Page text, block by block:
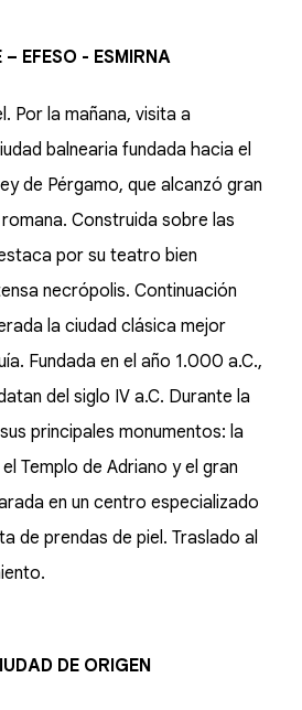
EFESO - ESMIRNA
Por la mañana, visita a
balnearia fundada hacia el
de Pérgamo, que alcanzó gran
Construida sobre las
por su teatro bien
necrópolis. Continuación
la ciudad clásica mejor
Fundada en el año 1.000 a.C.,
del siglo IV a.C. Durante la
principales monumentos: la
Templo de Adriano y el gran
en un centro especializado
de prendas de piel. Traslado al
DE ORIGEN